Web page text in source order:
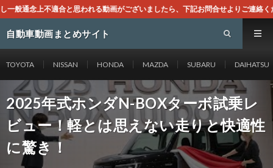
画がございましたら、下記お問合せよりご連絡ください。即刻対処させて
自動車動画まとめサイト
TOYOTA NISSAN HONDA MAZDA SUBARU DAIHATSU
2025年式ホンダN-BOXターボ試乗レ
ビュー！軽とは思えない走りと快適性
に驚き！